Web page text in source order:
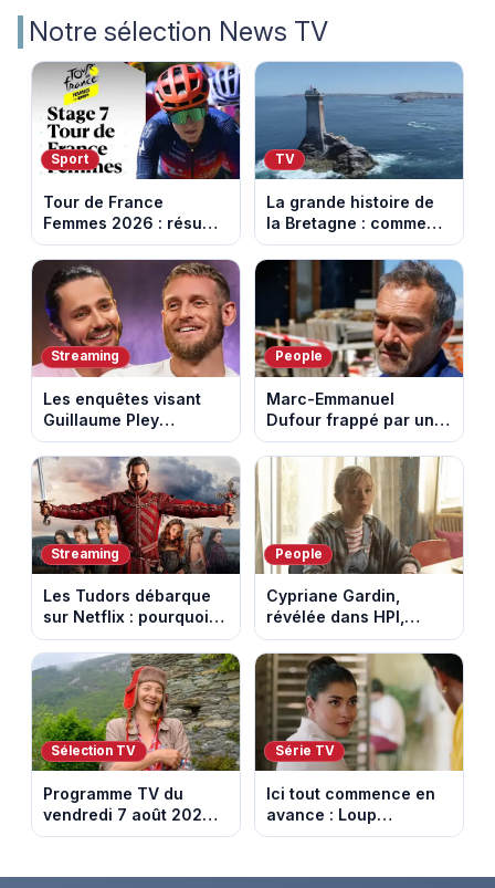
Notre sélection News TV
Sport
Tour de France
Femmes 2026 : résumé
vidéo de la 7e étape
avec l'ascension du
Mont Ventoux
TV
La grande histoire de
la Bretagne : comment
les Bretons ont
défendu leur culture
au fil des décennies
Streaming
Les enquêtes visant
Guillaume Pley
poussent Ragnar Le
Breton à quitter la
tournée Legend
People
Marc-Emmanuel
Dufour frappé par un
terrible incendie : son
chalet part en fumée
Streaming
Les Tudors débarque
sur Netflix : pourquoi la
série n’a rien perdu de
son pouvoir
People
Cypriane Gardin,
révélée dans HPI,
lance une cagnotte
après des difficultés
financières
Sélection TV
Programme TV du
vendredi 7 août 2026 :
notre sélection pour
Série TV
Ici tout commence en
avance : Loup
découvre la trahison
10 août 2026 (spoiler)